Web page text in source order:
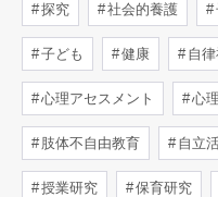
探究 社会的養護
子ども 健康 自律
心理アセスメント 心
肢体不自由教育 自立
授業研究 保育研究